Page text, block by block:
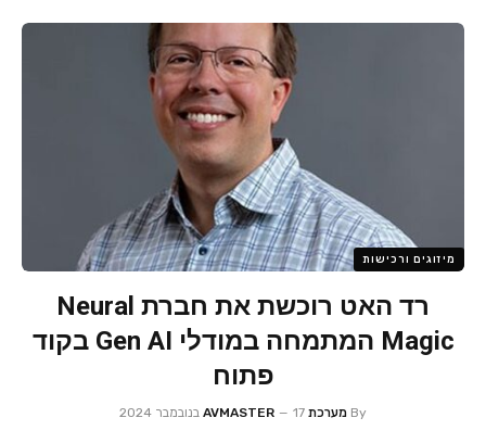
מיזוגים ורכישות
רד האט רוכשת את חברת Neural
Magic המתמחה במודלי Gen AI בקוד
פתוח
By מערכת AVMASTER 17 בנובמבר 2024